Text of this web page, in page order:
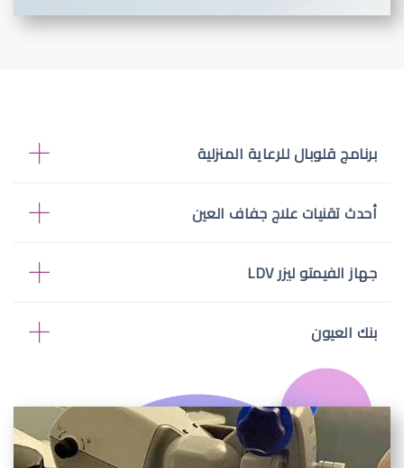
برنامج قلوبال للرعاية المنزلية
أحدث تقنيات علاج جفاف العين
جهاز الفيمتو ليزر LDV
بنك العيون